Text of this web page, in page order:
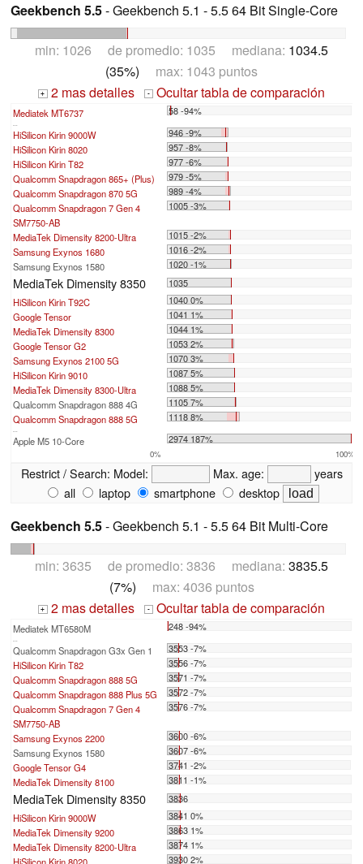
Geekbench 5.5- Geekbench 5.1 - 5.5 64 Bit Single-Core
min: 1026 de promedio: 1035 mediana: 1034.5
(35%) max: 1043 puntos
+ 2 mas detalles - Ocultar tabla de comparación
Mediatek MT6737 58 -94%
...
HiSilicon Kirin 9000W
946 -9%
HiSilicon Kirin 8020
957 -8%
HiSilicon Kirin T82
977 -6%
Qualcomm Snapdragon 865+ (Plus)
979 -5%
Qualcomm Snapdragon 870 5G
989 -4%
Qualcomm Snapdragon 7 Gen 4
SM7750-AB
1005 -3%
MediaTek Dimensity 8200-Ultra
1015 -2%
Samsung Exynos 1680
1016 -2%
Samsung Exynos 1580
1020 -1%
MediaTek Dimensity 8350
1035
HiSilicon Kirin T92C
1040 0%
Google Tensor
1041 1%
MediaTek Dimensity 8300
1044 1%
Google Tensor G2
1053 2%
Samsung Exynos 2100 5G
1070 3%
HiSilicon Kirin 9010
1087 5%
MediaTek Dimensity 8300-Ultra
1088 5%
Qualcomm Snapdragon 888 4G
1105 7%
Qualcomm Snapdragon 888 5G
1118 8%
...
Apple M5 10-Core 2974 187%
0% 100%
Restrict / Search: Model: Max. age:
years
all
laptop smartphone desktop
Geekbench 5.5- Geekbench 5.1 - 5.5 64 Bit Multi-Core
min: 3635 de promedio: 3836 mediana: 3835.5
(7%) max: 4036 puntos
+ 2 mas detalles - Ocultar tabla de comparación
Mediatek MT6580M 248 -94%
Qualcomm Snapdragon G3x Gen 1
3553 -7%
HiSilicon Kirin T82
3556 -7%
Qualcomm Snapdragon 888 5G
3571 -7%
Qualcomm Snapdragon 888 Plus 5G
3572 -7%
Qualcomm Snapdragon 7 Gen 4
SM7750-AB
3576 -7%
Samsung Exynos 2200
3600 -6%
Samsung Exynos 1580
3607 -6%
Google Tensor G4
3741 -2%
MediaTek Dimensity 8100
3811 -1%
MediaTek Dimensity 8350
3836
HiSilicon Kirin 9000W
3841 0%
MediaTek Dimensity 9200
3863 1%
MediaTek Dimensity 8200-Ultra
3874 1%
HiSilicon Kirin 8020
3930 2%